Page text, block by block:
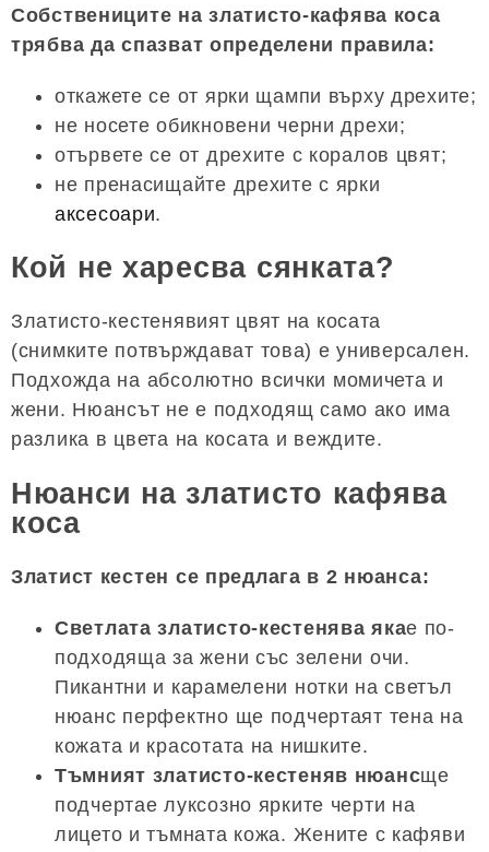
Собствениците на златисто-кафява коса
трябва да спазват определени правила:
откажете се от ярки щампи върху дрехите;
не носете обикновени черни дрехи;
отървете се от дрехите с коралов цвят;
не пренасищайте дрехите с ярки
аксесоари.
Кой не харесва сянката?
Златисто-кестенявият цвят на косата
(снимките потвърждават това) е универсален.
Подхожда на абсолютно всички момичета и
жени. Нюансът не е подходящ само ако има
разлика в цвета на косата и веждите.
Нюанси на златисто кафява
коса
Златист кестен се предлага в 2 нюанса:
Светлата златисто-кестенява якае по-
подходяща за жени със зелени очи.
Пикантни и карамелени нотки на светъл
нюанс перфектно ще подчертаят тена на
кожата и красотата на нишките.
Тъмният златисто-кестеняв нюансще
подчертае луксозно ярките черти на
лицето и тъмната кожа. Жените с кафяви